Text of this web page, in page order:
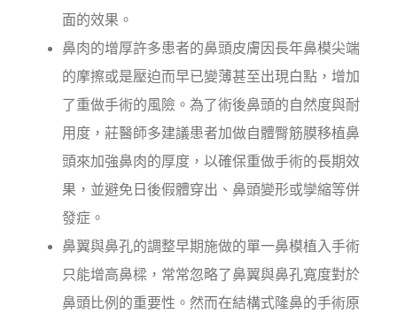
面的效果。
鼻肉的增厚許多患者的鼻頭皮膚因長年鼻模尖端
的摩擦或是壓迫而早已變薄甚至出現白點，增加
了重做手術的風險。為了術後鼻頭的自然度與耐
用度，莊醫師多建議患者加做自體臀筋膜移植鼻
頭來加強鼻肉的厚度，以確保重做手術的長期效
果，並避免日後假體穿出、鼻頭變形或孿縮等併
發症。
鼻翼與鼻孔的調整早期施做的單一鼻模植入手術
只能增高鼻樑，常常忽略了鼻翼與鼻孔寬度對於
鼻頭比例的重要性。然而在結構式隆鼻的手術原